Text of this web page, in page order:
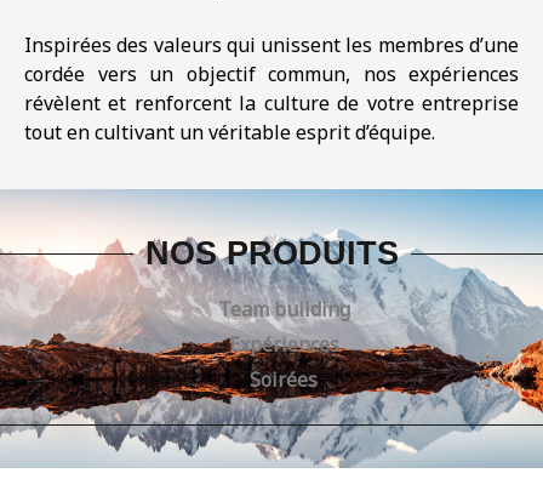
Inspirées des valeurs qui unissent les membres d’une
cordée vers un objectif commun, nos expériences
révèlent et renforcent la culture de votre entreprise
tout en cultivant un véritable esprit d’équipe.
NOS PRODUITS
Team building
Expériences
Soirées